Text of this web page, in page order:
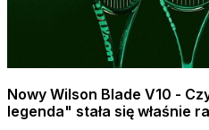
Nowy Wilson Blade V10 -
legenda" stała się właśnie